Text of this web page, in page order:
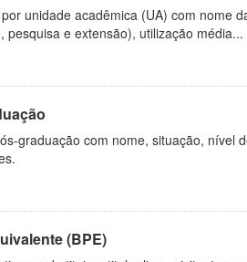
unidade acadêmica (UA) com nome
pesquisa e extensão), utilização média...
graduação com nome, situação, nível
(BPE)